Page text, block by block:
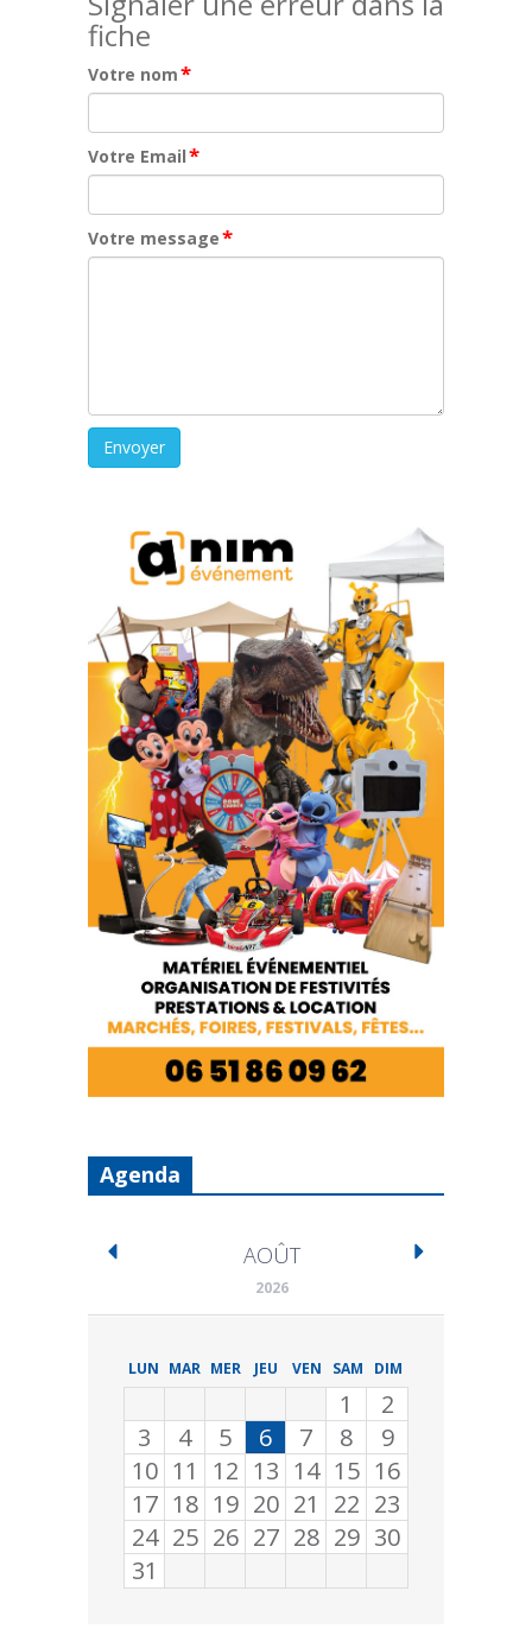
fiche
Votre nom*
Votre Email*
Votre message*
Agenda
AOÛT
2026
LUN MAR MER JEU VEN SAM DIM
1
2
3
4 5 6 7 8
9
10 11 12 13 14 15 16
17 18 19 20 21 22 23
24 25 26 27 28 29 30
31